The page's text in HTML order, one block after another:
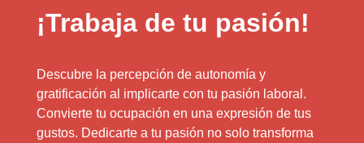
¡Trabaja de tu pasión!
Descubre la percepción de autonomía y
gratificación al implicarte con tu pasión laboral.
Convierte tu ocupación en una expresión de tus
gustos. Dedicarte a tu pasión no solo transforma